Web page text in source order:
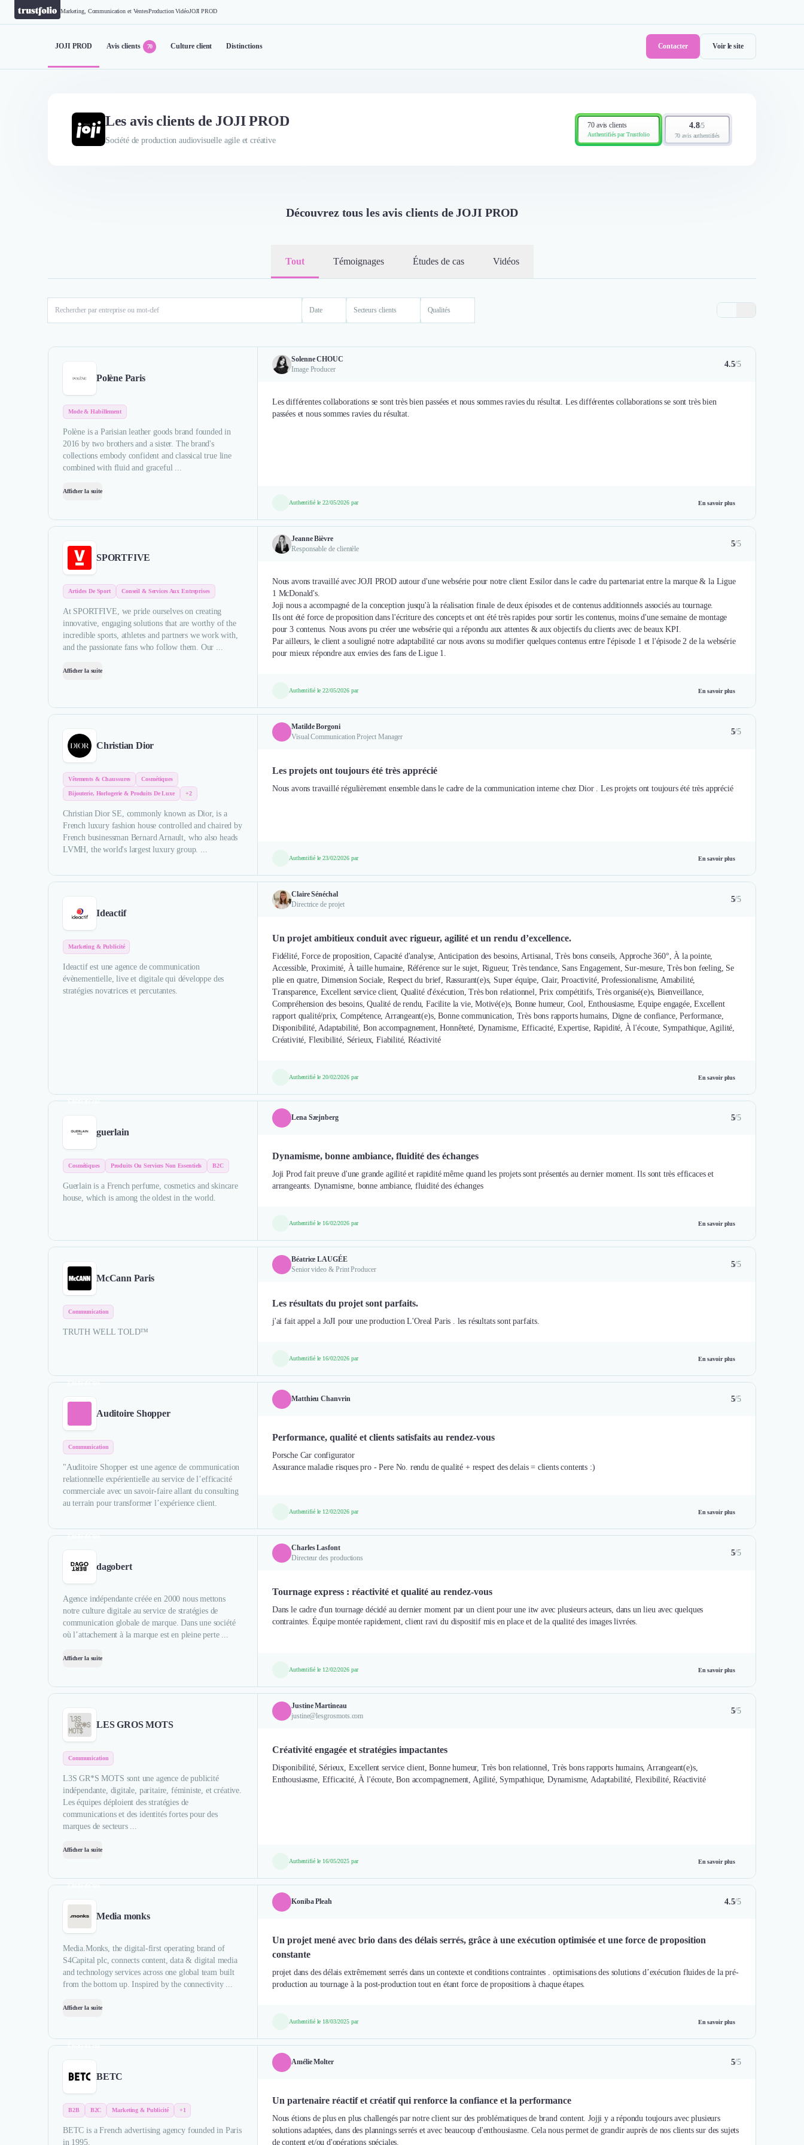
Marketing, Communication et VentesProduction VidéoJOJI PROD
Contacter Voir le site
JOJI PROD Avis clients 70 Culture client Distinctions
Les avis clients de JOJI PROD
Société de production audiovisuelle agile et créative
70 avis clients
Authentifiés par Trustfolio
4.8/5
70 avis authentifiés
Découvrez tous les avis clients de JOJI PROD
Tout Témoignages Études de cas Vidéos
Date Secteurs clients Qualités
Polène Paris
Mode & Habillement
Polène is a Parisian leather goods brand founded in
2016 by two brothers and a sister. The brand's
collections embody confident and classical true line
combined with fluid and graceful ...
Afficher la suite
Solenne CHOUC
Image Producer
4.5/5
Les différentes collaborations se sont très bien passées et nous sommes ravies du résultat. Les différentes collaborations se sont très bien
passées et nous sommes ravies du résultat.
Authentifié le 22/05/2026 par En savoir plus
SPORTFIVE
Articles De Sport Conseil & Services Aux Entreprises
At SPORTFIVE, we pride ourselves on creating
innovative, engaging solutions that are worthy of the
incredible sports, athletes and partners we work with,
and the passionate fans who follow them. Our ...
Afficher la suite
Jeanne Bièvre
Responsable de clientèle
5/5
Nous avons travaillé avec JOJI PROD autour d'une websérie pour notre client Essilor dans le cadre du partenariat entre la marque & la Ligue
1 McDonald's.
Joji nous a accompagné de la conception jusqu'à la réalisation finale de deux épisodes et de contenus additionnels associés au tournage.
Ils ont été force de proposition dans l'écriture des concepts et ont été très rapides pour sortir les contenus, moins d'une semaine de montage
pour 3 contenus. Nous avons pu créer une websérie qui a répondu aux attentes & aux objectifs du clients avec de beaux KPI.
Par ailleurs, le client a souligné notre adaptabilité car nous avons su modifier quelques contenus entre l'épisode 1 et l'épisode 2 de la websérie
pour mieux répondre aux envies des fans de Ligue 1.
Authentifié le 22/05/2026 par En savoir plus
Christian Dior
Vêtements & Chaussures Cosmétiques
Bijouterie, Horlogerie & Produits De Luxe +2
Christian Dior SE, commonly known as Dior, is a
French luxury fashion house controlled and chaired by
French businessman Bernard Arnault, who also heads
LVMH, the world's largest luxury group. ...
Matilde Borgoni
Visual Communication Project Manager
5/5
Les projets ont toujours été très apprécié
Nous avons travaillé régulièrement ensemble dans le cadre de la communication interne chez Dior . Les projets ont toujours été très apprécié
Authentifié le 23/02/2026 par En savoir plus
Ideactif
Marketing & Publicité
Ideactif est une agence de communication
évènementielle, live et digitale qui développe des
stratégies novatrices et percutantes.
Claire Sénéchal
Directrice de projet
5/5
Un projet ambitieux conduit avec rigueur, agilité et un rendu d’excellence.
Fidélité, Force de proposition, Capacité d'analyse, Anticipation des besoins, Artisanal, Très bons conseils, Approche 360°, À la pointe,
Accessible, Proximité, À taille humaine, Référence sur le sujet, Rigueur, Très tendance, Sans Engagement, Sur-mesure, Très bon feeling, Se
plie en quatre, Dimension Sociale, Respect du brief, Rassurant(e)s, Super équipe, Clair, Proactivité, Professionalisme, Amabilité,
Transparence, Excellent service client, Qualité d'éxécution, Très bon relationnel, Prix compétitifs, Très organisé(e)s, Bienveillance,
Compréhension des besoins, Qualité de rendu, Facilite la vie, Motivé(e)s, Bonne humeur, Cool, Enthousiasme, Equipe engagée, Excellent
rapport qualité/prix, Compétence, Arrangeant(e)s, Bonne communication, Très bons rapports humains, Digne de confiance, Performance,
Disponibilité, Adaptabilité, Bon accompagnement, Honnêteté, Dynamisme, Efficacité, Expertise, Rapidité, À l'écoute, Sympathique, Agilité,
Créativité, Flexibilité, Sérieux, Fiabilité, Réactivité
Authentifié le 20/02/2026 par En savoir plus
Étude de cas
guerlain
Cosmétiques Produits Ou Services Non Essentiels B2C
Guerlain is a French perfume, cosmetics and skincare
house, which is among the oldest in the world.
Lena Szejnberg 5/5
Dynamisme, bonne ambiance, fluidité des échanges
Joji Prod fait preuve d'une grande agilité et rapidité même quand les projets sont présentés au dernier moment. Ils sont très efficaces et
arrangeants. Dynamisme, bonne ambiance, fluidité des échanges
Authentifié le 16/02/2026 par En savoir plus
McCann Paris
Communication
TRUTH WELL TOLD™
Béatrice LAUGÉE
Senior video & Print Producer
5/5
Les résultats du projet sont parfaits.
j'ai fait appel a JoJI pour une production L'Oreal Paris . les résultats sont parfaits.
Authentifié le 16/02/2026 par En savoir plus
Étude de cas
Auditoire Shopper
Communication
"Auditoire Shopper est une agence de communication
relationnelle expérientielle au service de l’efficacité
commerciale avec un savoir-faire allant du consulting
au terrain pour transformer l’expérience client.
Matthieu Chanvrin 5/5
Performance, qualité et clients satisfaits au rendez-vous
Porsche Car configurator
Assurance maladie risques pro - Pere No. rendu de qualité + respect des delais = clients contents :)
Authentifié le 12/02/2026 par En savoir plus
Étude de cas
dagobert
Agence indépendante créée en 2000 nous mettons
notre culture digitale au service de stratégies de
communication globale de marque. Dans une société
où l’attachement à la marque est en pleine perte ...
Afficher la suite
Charles Lasfont
Directeur des productions
5/5
Tournage express : réactivité et qualité au rendez-vous
Dans le cadre d'un tournage décidé au dernier moment par un client pour une itw avec plusieurs acteurs, dans un lieu avec quelques
contraintes. Équipe montée rapidement, client ravi du dispositif mis en place et de la qualité des images livrées.
Authentifié le 12/02/2026 par En savoir plus
LES GROS MOTS
Communication
L3S GR*S MOTS sont une agence de publicité
indépendante, digitale, paritaire, féministe, et créative.
Les équipes déploient des stratégies de
communications et des identités fortes pour des
marques de secteurs ...
Afficher la suite
Justine Martineau
justine@lesgrosmots.com
5/5
Créativité engagée et stratégies impactantes
Disponibilité, Sérieux, Excellent service client, Bonne humeur, Très bon relationnel, Très bons rapports humains, Arrangeant(e)s,
Enthousiasme, Efficacité, À l'écoute, Bon accompagnement, Agilité, Sympathique, Dynamisme, Adaptabilité, Flexibilité, Réactivité
Authentifié le 16/05/2025 par En savoir plus
Étude de cas
Media monks
Media.Monks, the digital-first operating brand of
S4Capital plc, connects content, data & digital media
and technology services across one global team built
from the bottom up. Inspired by the connectivity ...
Afficher la suite
Koniba Pleah 4.5/5
Un projet mené avec brio dans des délais serrés, grâce à une exécution optimisée et une force de proposition
constante
projet dans des délais extrêmement serrés dans un contexte et conditions contraintes . optimisations des solutions d’exécution fluides de la pré-
production au tournage à la post-production tout en étant force de propositions à chaque étapes.
Authentifié le 18/03/2025 par En savoir plus
Étude de cas
BETC
B2B B2C Marketing & Publicité +1
BETC is a French advertising agency founded in Paris
in 1995.
Amélie Molter 5/5
Un partenaire réactif et créatif qui renforce la confiance et la performance
Nous étions de plus en plus challengés par notre client sur des problématiques de brand content. Jojji y a répondu toujours avec plusieurs
solutions adaptées, dans des plannings serrés et avec beaucoup d'enthousiasme. Cela nous permet de grandir auprès de nos clients sur des sujets
de content et/ou d'opérations spéciales.